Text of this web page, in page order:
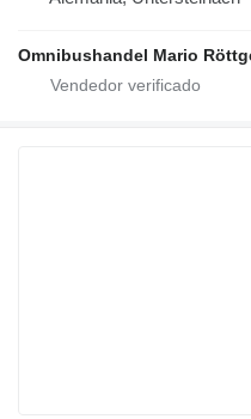
Omnibushandel Mario